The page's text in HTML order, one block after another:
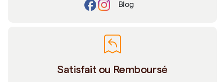
Blog
Satisfait ou Remboursé